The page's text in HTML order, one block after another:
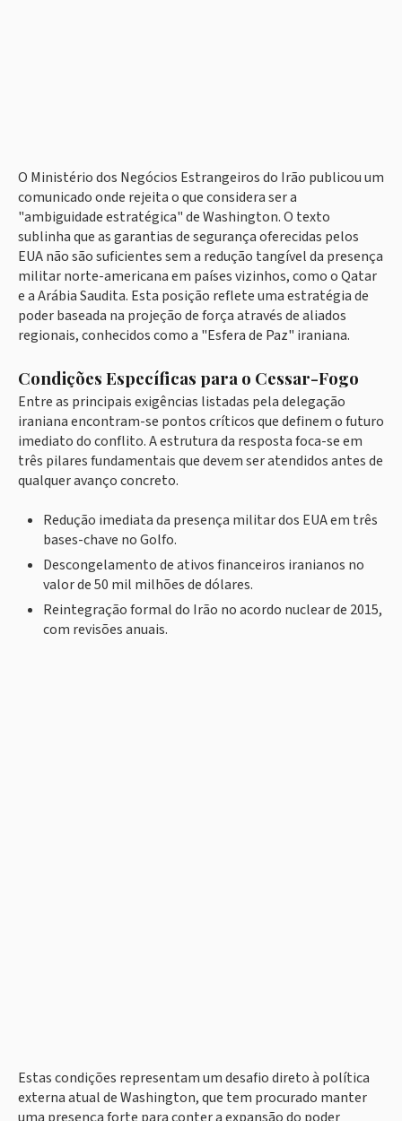
O Ministério dos Negócios Estrangeiros do Irão publicou um
comunicado onde rejeita o que considera ser a
"ambiguidade estratégica" de Washington. O texto
sublinha que as garantias de segurança oferecidas pelos
EUA não são suficientes sem a redução tangível da presença
militar norte-americana em países vizinhos, como o Qatar
e a Arábia Saudita. Esta posição reflete uma estratégia de
poder baseada na projeção de força através de aliados
regionais, conhecidos como a "Esfera de Paz" iraniana.
Condições Específicas para o Cessar-Fogo
Entre as principais exigências listadas pela delegação
iraniana encontram-se pontos críticos que definem o futuro
imediato do conflito. A estrutura da resposta foca-se em
três pilares fundamentais que devem ser atendidos antes de
qualquer avanço concreto.
Redução imediata da presença militar dos EUA em três
bases-chave no Golfo.
Descongelamento de ativos financeiros iranianos no
valor de 50 mil milhões de dólares.
Reintegração formal do Irão no acordo nuclear de 2015,
com revisões anuais.
Estas condições representam um desafio direto à política
externa atual de Washington, que tem procurado manter